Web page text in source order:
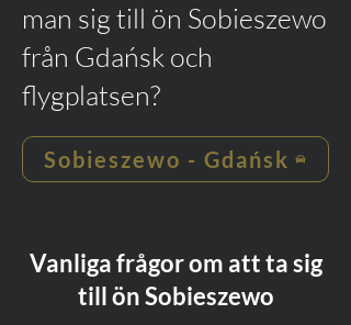
man sig till ön Sobieszewo
från Gdańsk och
flygplatsen?
Sobieszewo - Gdańsk
Vanliga frågor om att ta sig
till ön Sobieszewo